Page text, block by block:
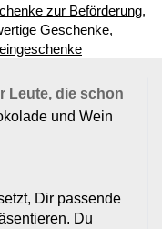
zur Beförderung,
Geschenke,
Leute, die schon
und Wein
Dir passende
Du